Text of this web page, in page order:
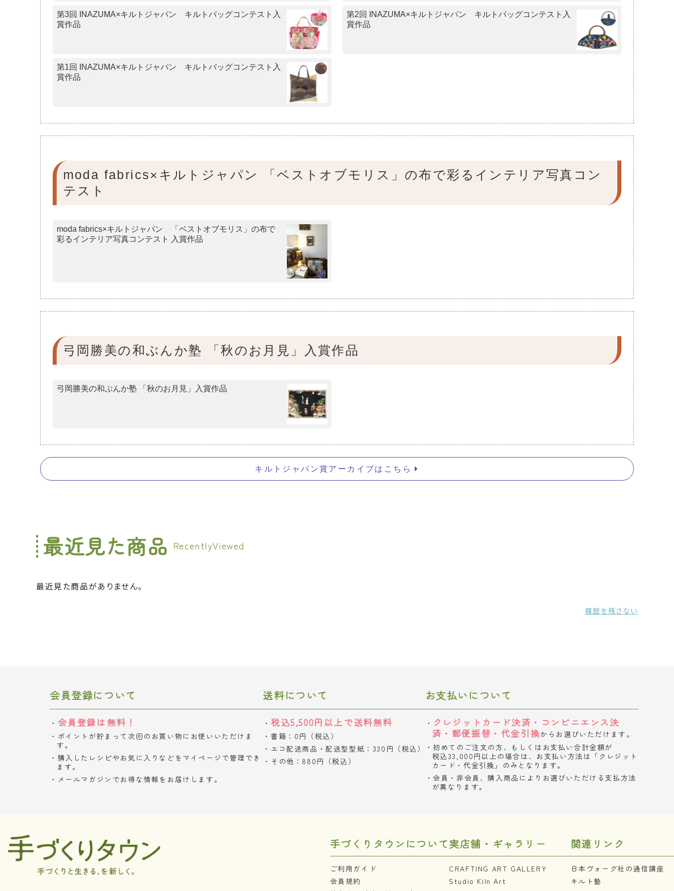
第3回 INAZUMA×キルトジャパン キルトバッグコンテスト入
賞作品
第2回 INAZUMA×キルトジャパン キルトバッグコンテスト入
賞作品
第1回 INAZUMA×キルトジャパン キルトバッグコンテスト入
賞作品
moda fabrics×キルトジャパン 「ベストオブモリス」の布で彩るインテリア写真コン
テスト
moda fabrics×キルトジャパン 「ベストオブモリス」の布で
彩るインテリア写真コンテスト 入賞作品
弓岡勝美の和ぶんか塾 「秋のお月見」入賞作品
弓岡勝美の和ぶんか塾 「秋のお月見」入賞作品
キルトジャパン賞アーカイブはこちら
最近見た商品
最近見た商品がありません。
履歴を残さない
会員登録について
会員登録は無料！
ポイントが貯まって次回のお買い物にお使いいただけま
す。
購入したレシピやお気に入りなどをマイページで管理でき
ます。
メールマガジンでお得な情報をお届けします。
送料について
税込5,500円以上で送料無料
書籍：0円（税込）
エコ配送商品・配送型型紙：330円（税込）
その他：880円（税込）
お支払いについて
クレジットカード決済・コンビニエンス決
済・郵便振替・代金引換からお選びいただけます。
初めてのご注文の方、もしくはお支払い合計金額が
税込33,000円以上の場合は、お支払い方法は「クレジット
カード・代金引換」のみとなります。
会員・非会員、購入商品によりお選びいただける支払方法
が異なります。
手づくりタウンについて
ご利用ガイド
会員規約
実店舗・ギャラリー
CRAFTING ART GALLERY
Studio Kiln Art
関連リンク
日本ヴォーグ社の通信講座
キルト塾